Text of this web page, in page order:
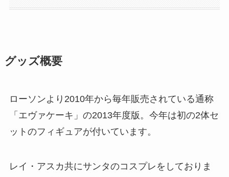
グッズ概要
ローソンより2010年から毎年販売されている通称
「エヴァケーキ」の2013年度版。今年は初の2体セ
ットのフィギュアが付いています。
レイ・アスカ共にサンタのコスプレをしておりま